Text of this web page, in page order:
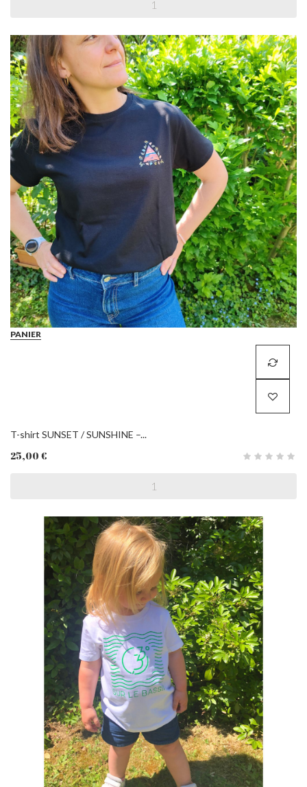
PANIER
T-shirt SUNSET / SUNSHINE –...
25,00 €